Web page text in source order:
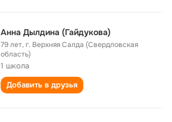
Анна Дылдина (Гайдукова)
79 лет,г. Верхняя Салда (Свердловская
область)
1 школа
Добавить в друзья